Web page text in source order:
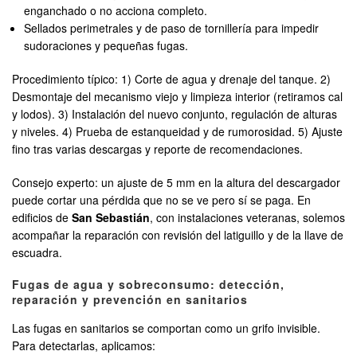
enganchado o no acciona completo.
Sellados perimetrales y de paso de tornillería para impedir
sudoraciones y pequeñas fugas.
Procedimiento típico: 1) Corte de agua y drenaje del tanque. 2)
Desmontaje del mecanismo viejo y limpieza interior (retiramos cal
y lodos). 3) Instalación del nuevo conjunto, regulación de alturas
y niveles. 4) Prueba de estanqueidad y de rumorosidad. 5) Ajuste
fino tras varias descargas y reporte de recomendaciones.
Consejo experto: un ajuste de 5 mm en la altura del descargador
puede cortar una pérdida que no se ve pero sí se paga. En
edificios de San Sebastián, con instalaciones veteranas, solemos
acompañar la reparación con revisión del latiguillo y de la llave de
escuadra.
Fugas de agua y sobreconsumo: detección,
reparación y prevención en sanitarios
Las fugas en sanitarios se comportan como un grifo invisible.
Para detectarlas, aplicamos: